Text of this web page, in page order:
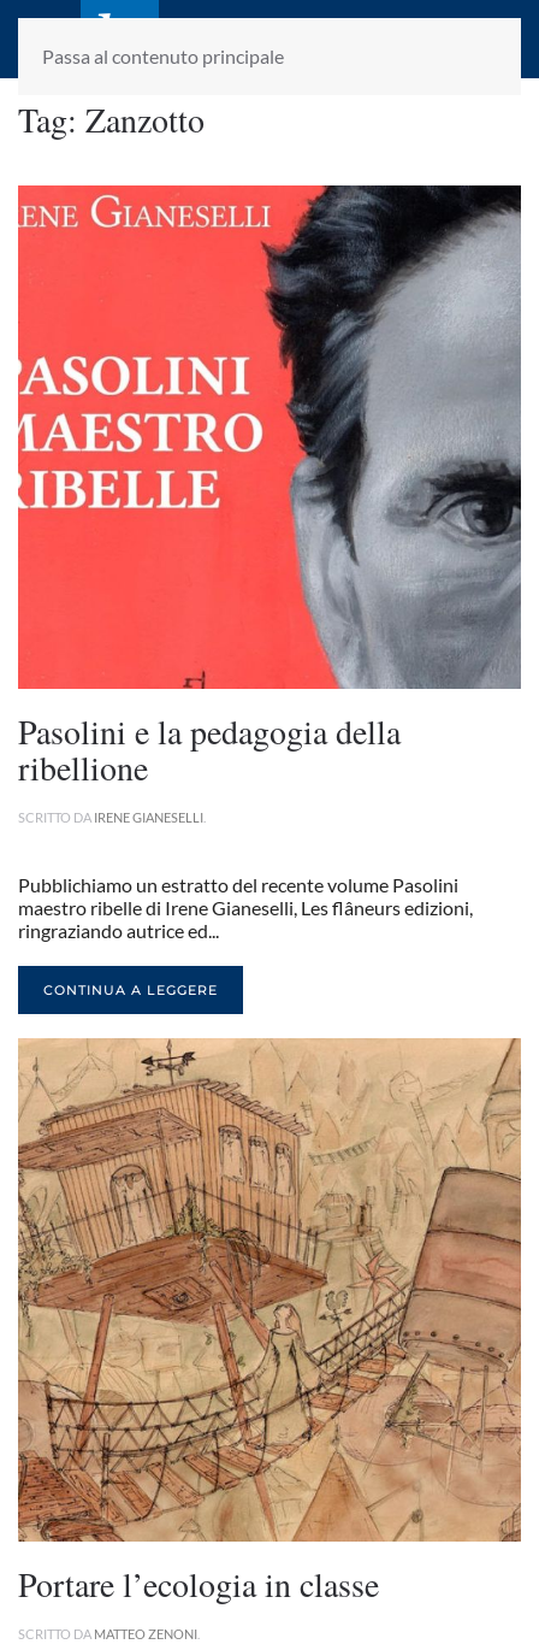
Passa al contenuto principale
laletteraturaenoi.it
fondato da Romano Luperini
Tag: Zanzotto
Pasolini e la pedagogia della
ribellione
SCRITTO DA IRENE GIANESELLI
Pubblichiamo un estratto del recente volume Pasolini
maestro ribelle di Irene Gianeselli, Les flâneurs edizioni,
ringraziando autrice ed...
CONTINUA A LEGGERE
Portare l’ecologia in classe
SCRITTO DA MATTEO ZENONI